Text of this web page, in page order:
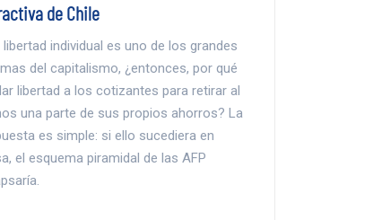
de Chile
libertad individual es uno de los grandes
del capitalismo, ¿entonces, por qué
libertad a los cotizantes para retirar al
una parte de sus propios ahorros? La
es simple: si ello sucediera en
el esquema piramidal de las AFP